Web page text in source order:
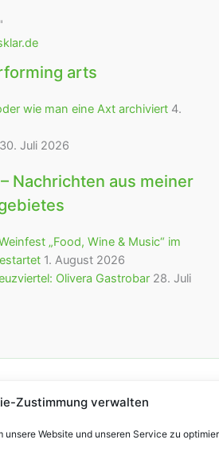
Zustimmung verwalten
unsere Website und unseren Service zu
arts
wie man eine Axt archiviert 4.
30. Juli 2026
Nachrichten aus meiner
„Food, Wine & Music“ im
1. August 2026
Olivera Gastrobar 28. Juli
© 2026 bürofürvieles